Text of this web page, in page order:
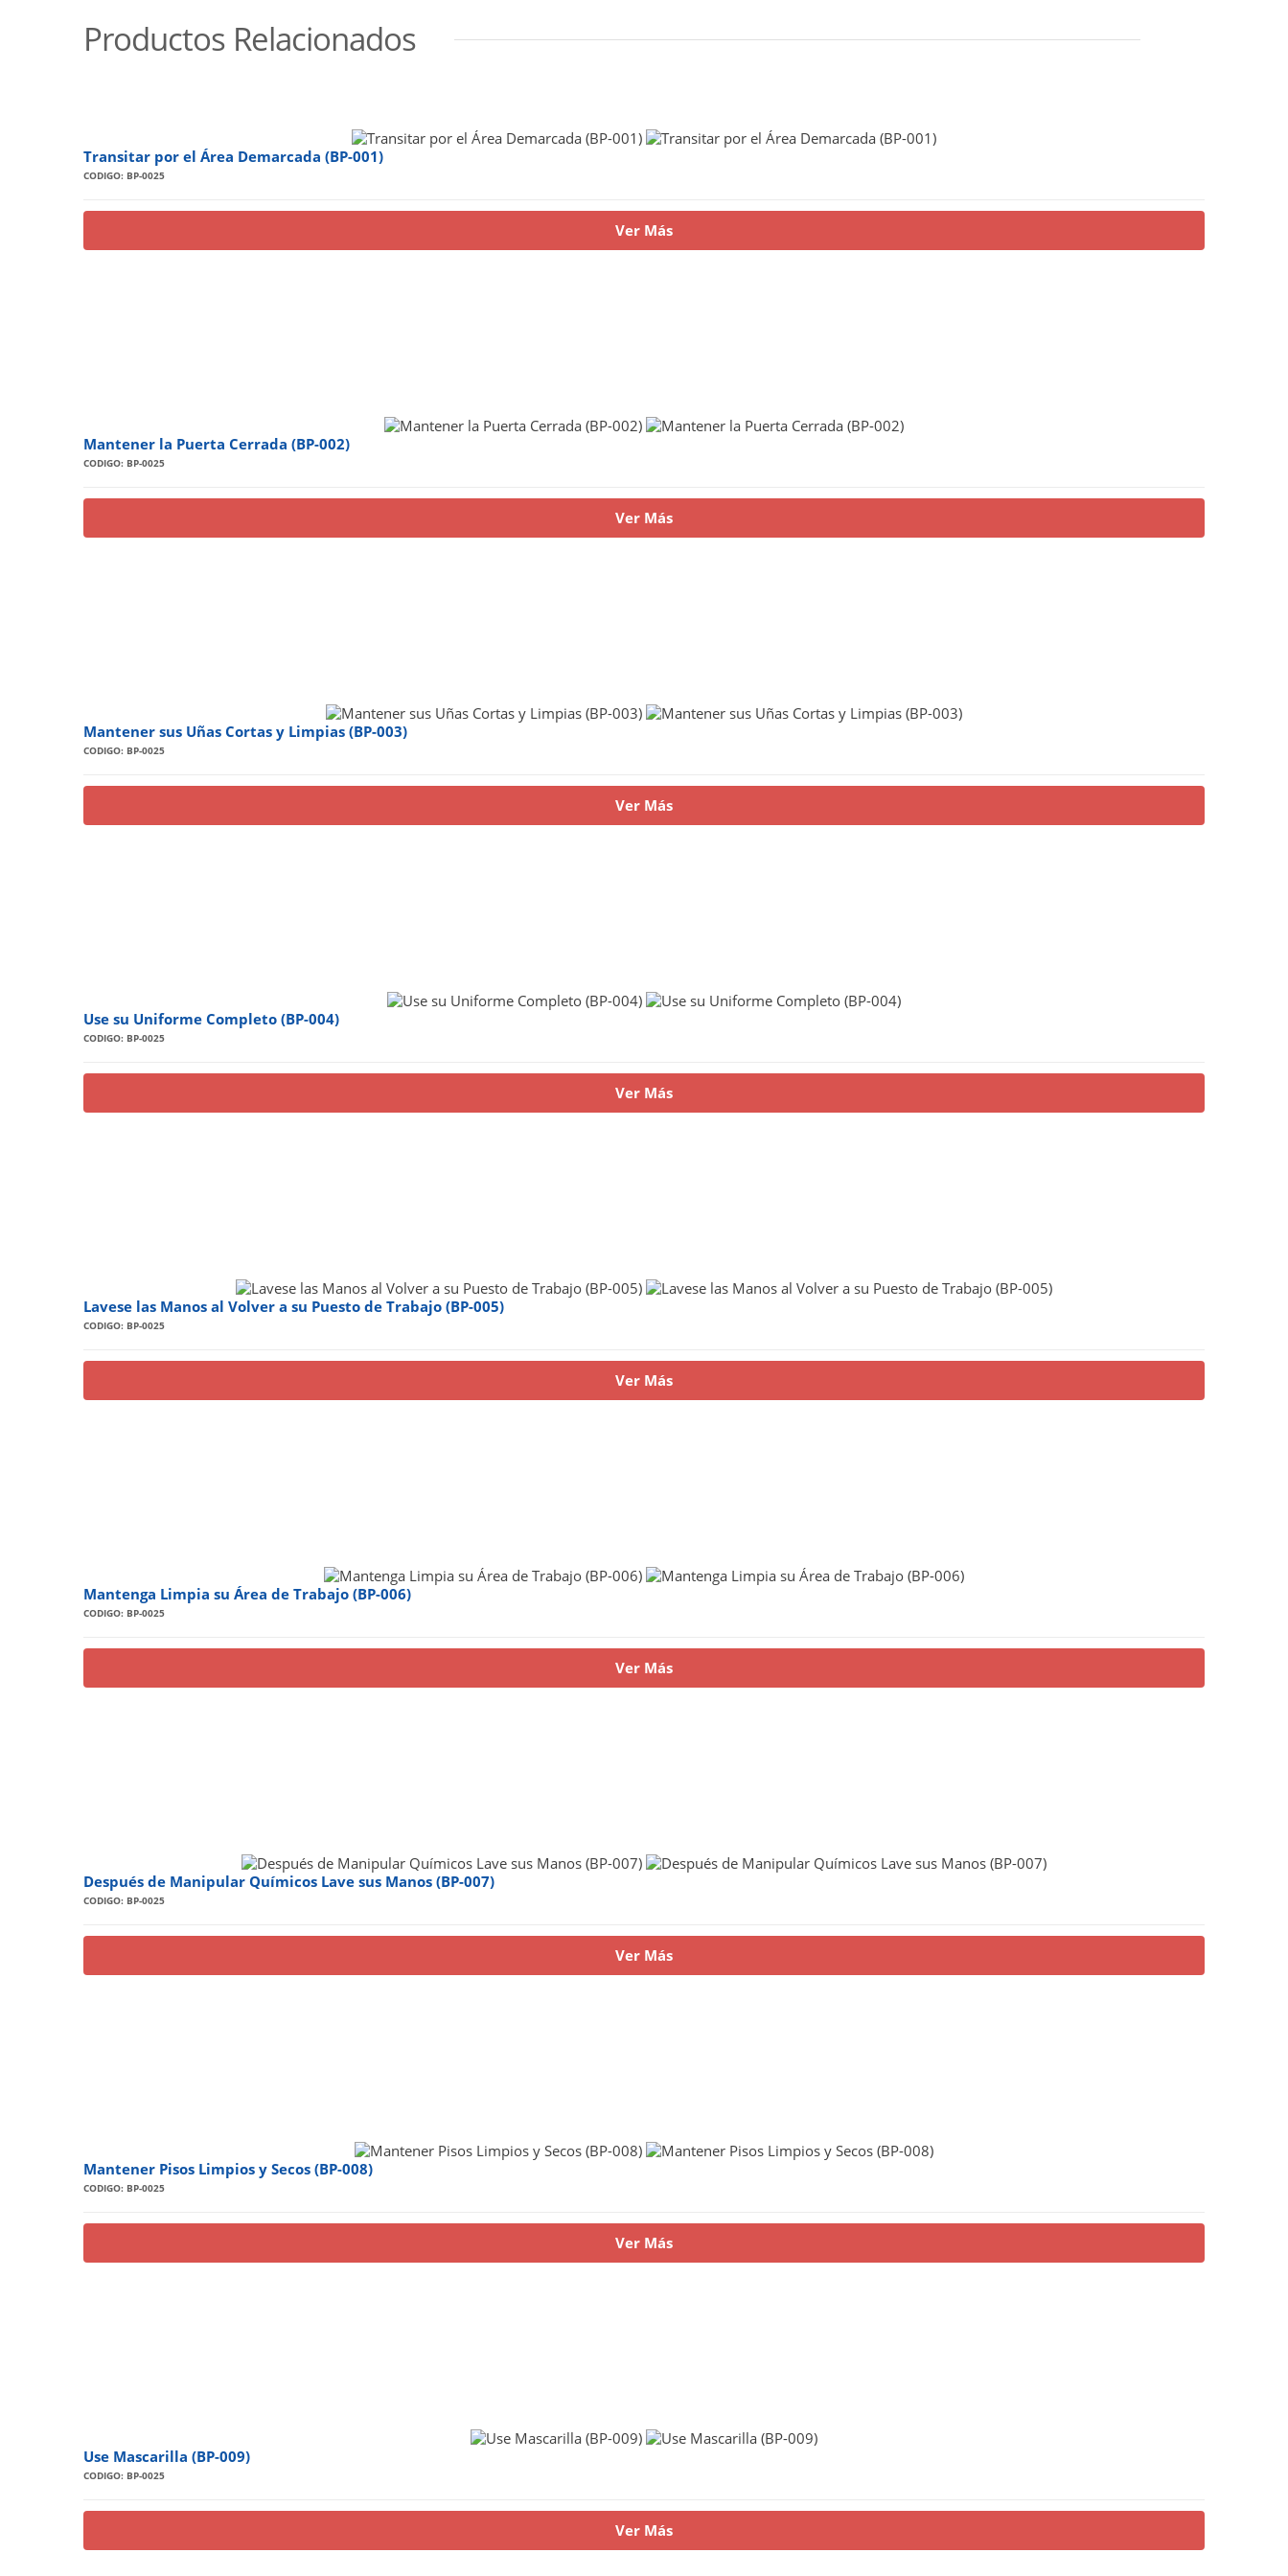
Productos Relacionados
Transitar por el Área Demarcada (BP-001)
CODIGO: BP-0025
Ver Más
Mantener la Puerta Cerrada (BP-002)
CODIGO: BP-0025
Ver Más
Mantener sus Uñas Cortas y Limpias (BP-003)
CODIGO: BP-0025
Ver Más
Use su Uniforme Completo (BP-004)
CODIGO: BP-0025
Ver Más
Lavese las Manos al Volver a su Puesto de Trabajo (BP-005)
CODIGO: BP-0025
Ver Más
Mantenga Limpia su Área de Trabajo (BP-006)
CODIGO: BP-0025
Ver Más
Después de Manipular Químicos Lave sus Manos (BP-007)
CODIGO: BP-0025
Ver Más
Mantener Pisos Limpios y Secos (BP-008)
CODIGO: BP-0025
Ver Más
Use Mascarilla (BP-009)
CODIGO: BP-0025
Ver Más